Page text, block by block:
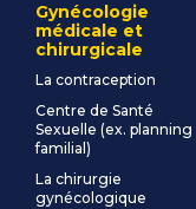
Gynécologie
médicale et
chirurgicale
La contraception
Centre de Santé
Sexuelle (ex. planning
familial)
La chirurgie
gynécologique